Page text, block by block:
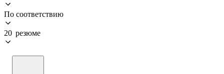
По соответствию
20 резюме